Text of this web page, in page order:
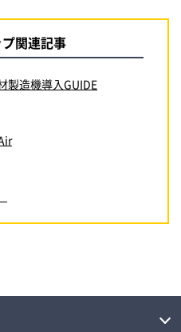
関連記事
製造機導入GUIDE